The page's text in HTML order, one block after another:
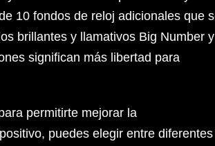
10 fondos de reloj adicionales que
brillantes y llamativos Big Number y
significan más libertad para
permitirte mejorar la
puedes elegir entre diferentes